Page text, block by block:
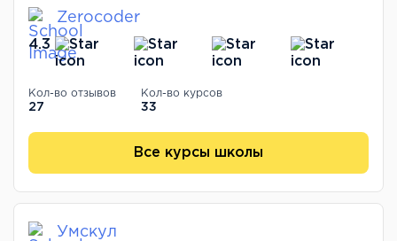
Zerocoder
4.3
Кол-во отзывов
27
Кол-во курсов
33
Все курсы школы
Умскул